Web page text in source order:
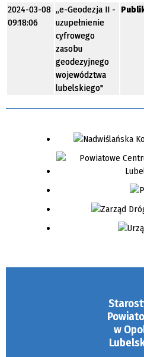
2024-03-08
09:18:06
„e-Geodezja II -
uzupełnienie
cyfrowego
zasobu
geodezyjnego
województwa
lubelskiego"
w